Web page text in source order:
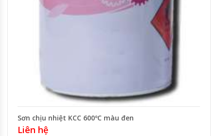
Sơn chịu nhiệt KCC 600ºC màu đen
Liên hệ